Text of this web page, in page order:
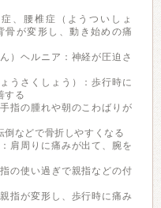
、腰椎症（ようついしょ
骨が変形し、動き始めの痛
）ヘルニア：神経が圧迫さ
うさくしょう）：歩行時に
する
指の腫れや朝のこわばりが
倒などで骨折しやすくなる
肩周りに痛みが出て、腕を
の使い過ぎで親指などの付
指が変形し、歩行時に痛み